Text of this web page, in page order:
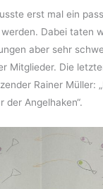
erst mal ein
Dabei taten
aber sehr
Mitglieder. Die
Rainer Müller:
der Angelhaken“.